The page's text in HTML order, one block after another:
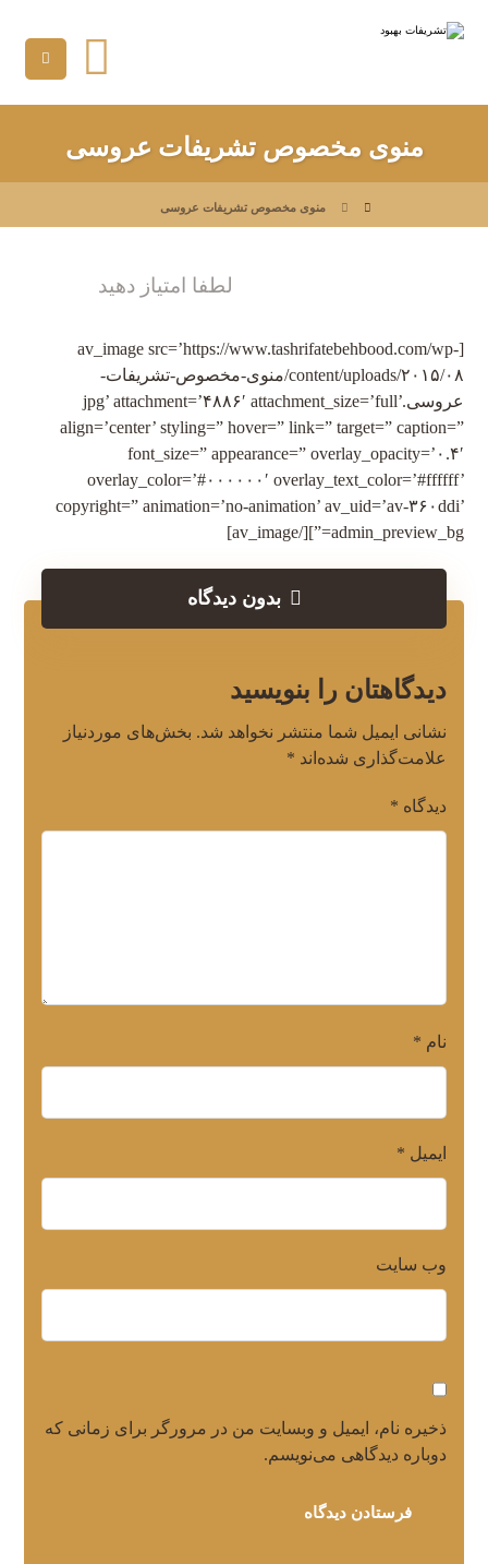
منوی مخصوص تشریفات عروسی
منوی مخصوص تشریفات عروسی
لطفا امتیاز دهید
[av_image src=’https://www.tashrifatebehbood.com/wp-
content/uploads/۲۰۱۵/۰۸/منوی-مخصوص-تشریفات-
عروسی.jpg’ attachment=’۴۸۸۶′ attachment_size=’full’
align=’center’ styling=” hover=” link=” target=” caption=”
font_size=” appearance=” overlay_opacity=’۰.۴′
overlay_color=’#۰۰۰۰۰۰′ overlay_text_color=’#ffffff’
copyright=” animation=’no-animation’ av_uid=’av-۳۶۰ddi’
admin_preview_bg=”][/av_image]
بدون دیدگاه
دیدگاهتان را بنویسید
نشانی ایمیل شما منتشر نخواهد شد. بخش‌های موردنیاز
علامت‌گذاری شده‌اند *
دیدگاه *
نام *
ایمیل *
وب‌ سایت
ذخیره نام، ایمیل و وبسایت من در مرورگر برای زمانی که
دوباره دیدگاهی می‌نویسم.
فرستادن دیدگاه